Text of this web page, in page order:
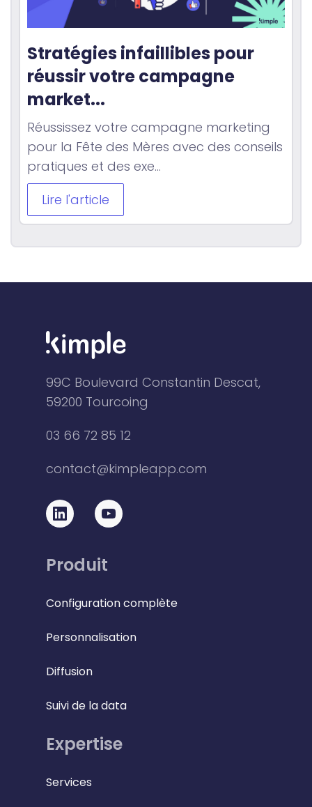
Stratégies infaillibles pour
réussir votre campagne
market...
Réussissez votre campagne marketing
pour la Fête des Mères avec des conseils
pratiques et des exe...
Lire l'article
99C Boulevard Constantin Descat,
59200 Tourcoing
03 66 72 85 12
contact@kimpleapp.com
Produit
Configuration complète
Personnalisation
Diffusion
Suivi de la data
Expertise
Services